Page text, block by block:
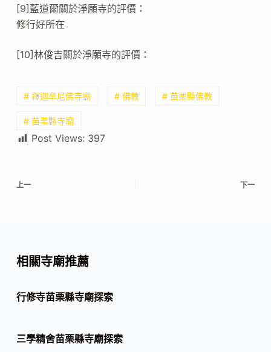
[9]藍道爾關於淨願寺的評價：
修行好所在
[10]林俊吉關於淨願寺的評價：
# 釋迦牟尼佛寺廟 # 佛教 # 苗栗縣佛教
# 苗栗縣寺廟
Post Views: 397
上一 下一
相關寺廟推薦
行修寺苗栗縣寺廟探索
三學精舍苗栗縣寺廟探索